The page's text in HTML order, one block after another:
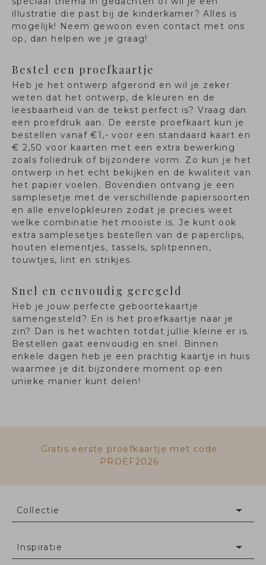
illustratie die past bij de kinderkamer? Alles is
mogelijk! Neem gewoon even contact met ons
op, dan helpen we je graag!
Bestel een proefkaartje
Heb je het ontwerp afgerond en wil je zeker
weten dat het ontwerp, de kleuren en de
leesbaarheid van de tekst perfect is? Vraag dan
een proefdruk aan. De eerste proefkaart kun je
bestellen vanaf €1,- voor een standaard kaart en
€ 2,50 voor kaarten met een extra bewerking
zoals foliedruk of bijzondere vorm. Zo kun je het
ontwerp in het echt bekijken en de kwaliteit van
het papier voelen. Bovendien ontvang je een
samplesetje met de verschillende papiersoorten
en alle envelopkleuren zodat je precies weet
welke combinatie het mooiste is. Je kunt ook
extra samplesetjes bestellen van de paperclips,
houten elementjes, tassels, splitpennen,
touwtjes, lint en strikjes.
Snel en eenvoudig geregeld
Heb je jouw perfecte geboortekaartje
samengesteld? En is het proefkaartje naar je
zin? Dan is het wachten totdat jullie kleine er is.
Bestellen gaat eenvoudig en snel. Binnen
enkele dagen heb je een prachtig kaartje in huis
waarmee je dit bijzondere moment op een
unieke manier kunt delen!
Gratis eerste proefkaartje met code
PROEF2026
Collectie
Inspiratie